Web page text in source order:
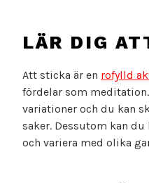
LÄR DIG
Att sticka är en rofylld
fördelar som
variationer och du kan
saker. Dessutom kan
och variera med olika